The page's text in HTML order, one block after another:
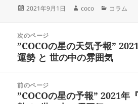
投
2021年9月1日
作
coco
カ
ー
コラム
次のページ
前
の
投
”COCOの星の天気予報”
運勢 と 世の中の雰囲気
前のページ
次
”COCOの星の予報” 2021年